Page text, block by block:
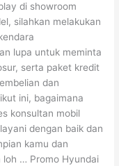
di showroom
silahkan melakukan
lupa untuk meminta
serta paket kredit
dan
ini, bagaimana
konsultan mobil
dengan baik dan
kamu dan
loh … Promo Hyundai